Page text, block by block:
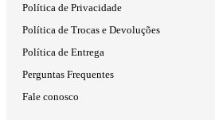
Política de Privacidade
Política de Trocas e Devoluções
Política de Entrega
Perguntas Frequentes
Fale conosco